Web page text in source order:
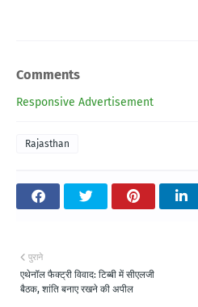
Comments
Responsive Advertisement
Rajasthan
पुराने
एथेनॉल फैक्ट्री विवाद: टिब्बी में सीएलजी
बैठक, शांति बनाए रखने की अपील